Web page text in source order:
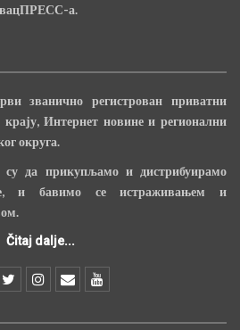
а.
званично регистрован приватни
Интернет новине и регионални
округа.
да прикупљамо и дистрибуирамо
и бавимо се истраживањем и
Čitaj dalje...